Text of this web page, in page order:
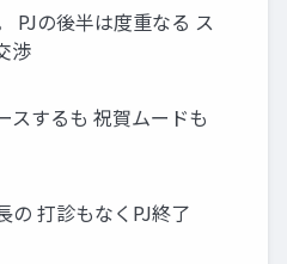
PJの後半は度重なる ス
渉
スするも 祝賀ムードも
の 打診もなくPJ終了